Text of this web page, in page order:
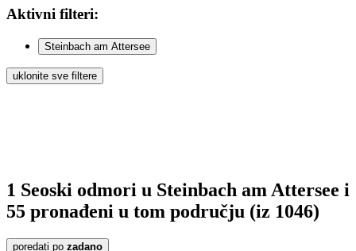
Aktivni filteri:
Steinbach am Attersee
uklonite sve filtere
1 Seoski odmori u Steinbach am Attersee i
55 pronađeni u tom području (iz 1046)
poredati po zadano